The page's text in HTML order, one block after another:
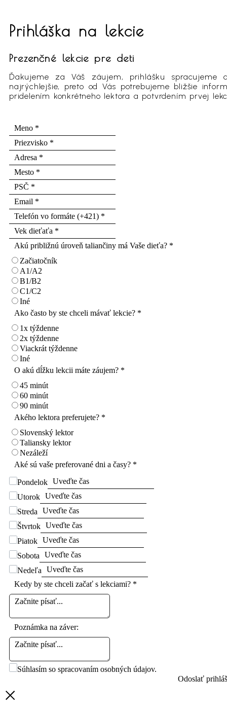
Prihláška na lekcie
Prezenčné lekcie pre deti
Ďakujeme za Váš záujem, prihlášku
najrýchlejšie, preto od Vás potrebujeme bližšie
pridelením konkrétneho lektora a potvrdením prvej
Akú približnú úroveň taliančiny má Vaše dieťa? *
Začiatočník
A1/A2
B1/B2
C1/C2
Iné
Ako často by ste chceli mávať lekcie? *
1x týždenne
2x týždenne
Viackrát týždenne
Iné
O akú dĺžku lekcii máte záujem? *
45 minút
60 minút
90 minút
Akého lektora preferujete? *
Slovenský lektor
Taliansky lektor
Nezáleží
Aké sú vaše preferované dni a časy? *
Pondelok
Utorok
Streda
Štvrtok
Piatok
Sobota
Nedeľa
Kedy by ste chceli začať s lekciami? *
Poznámka na záver:
Súhlasím so spracovaním osobných údajov.
Odoslať